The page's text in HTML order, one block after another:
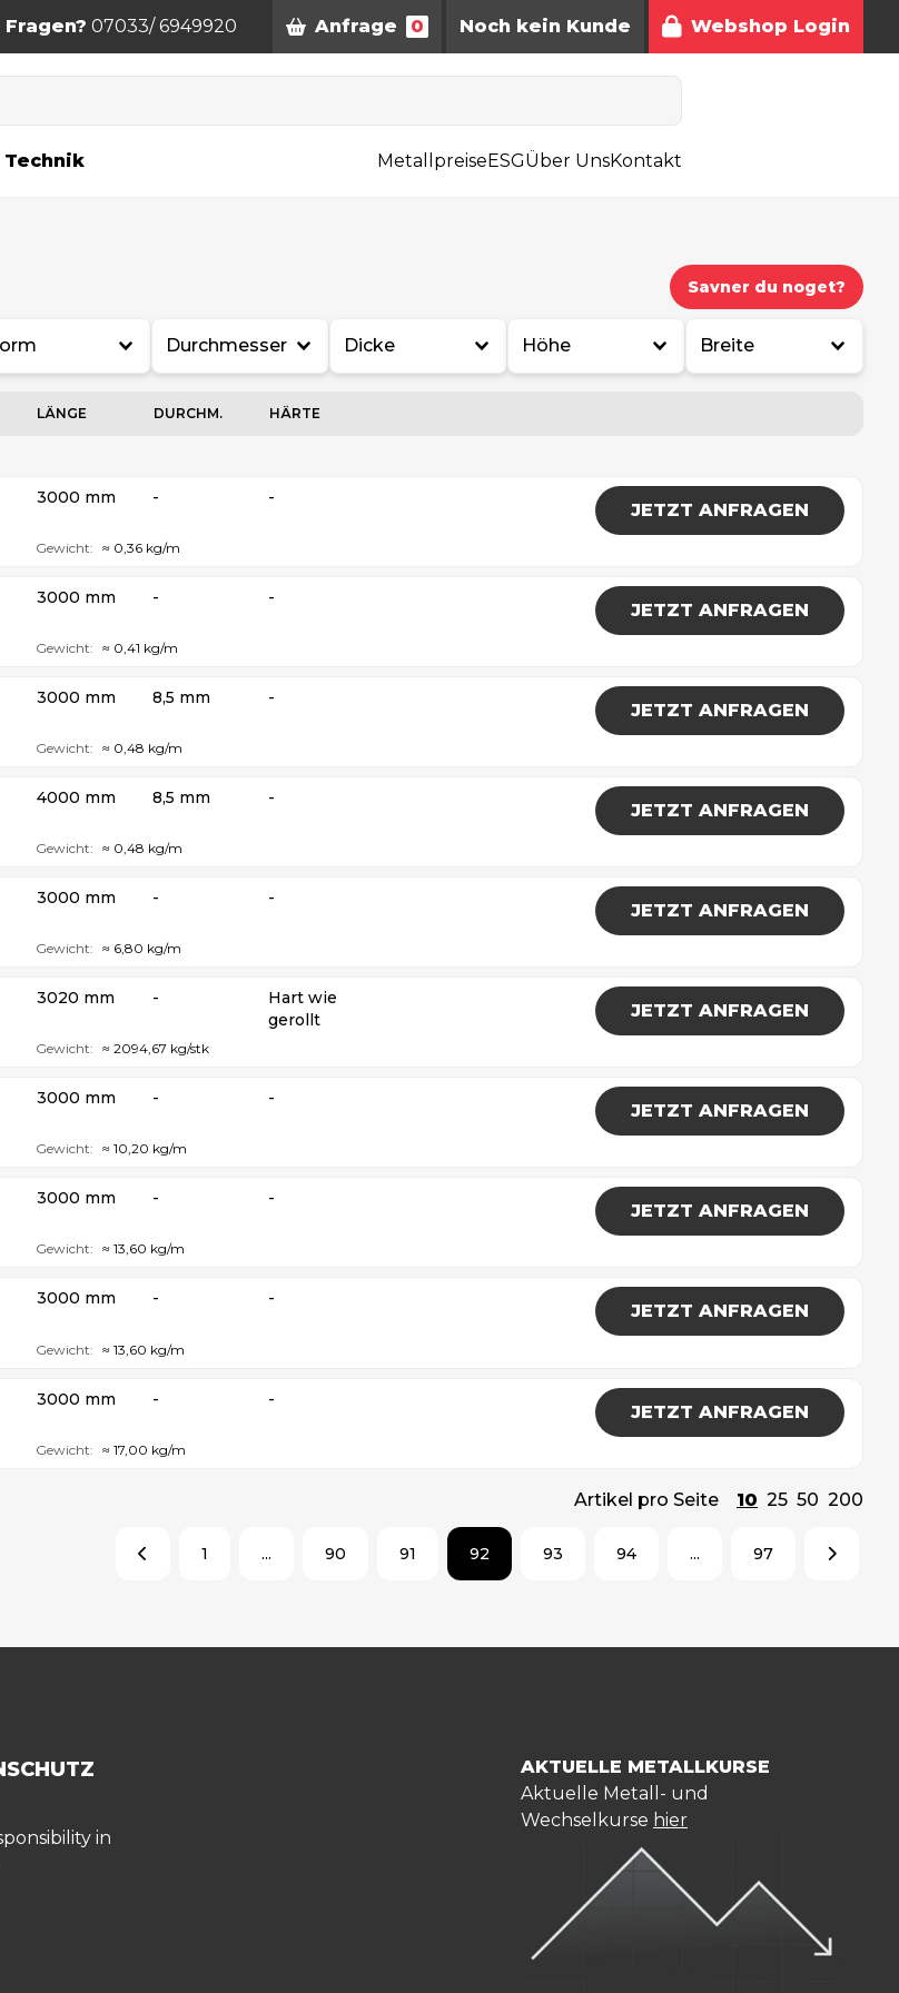
Fragen? 07033/ 6949920 Anfrage 0 Noch kein Kunde Webshop Login
Metallpreise ESGÜber UnsKontakt
Savner du noget?
Durchmesser Dicke Höhe Breite
LÄNGE DURCHM. HÄRTE
3000 mm - -
JETZT ANFRAGEN
Gewicht: ≈ 0,36 kg/m
3000 mm - -
JETZT ANFRAGEN
Gewicht: ≈ 0,41 kg/m
3000 mm 8,5 mm -
JETZT ANFRAGEN
Gewicht: ≈ 0,48 kg/m
4000 mm 8,5 mm -
JETZT ANFRAGEN
Gewicht: ≈ 0,48 kg/m
3000 mm - -
JETZT ANFRAGEN
Gewicht: ≈ 6,80 kg/m
3020 mm -
Hart wie
gerollt
JETZT ANFRAGEN
Gewicht: ≈ 2094,67 kg/stk
3000 mm - -
JETZT ANFRAGEN
Gewicht: ≈ 10,20 kg/m
3000 mm - -
JETZT ANFRAGEN
Gewicht: ≈ 13,60 kg/m
3000 mm - -
JETZT ANFRAGEN
Gewicht: ≈ 13,60 kg/m
3000 mm - -
JETZT ANFRAGEN
Gewicht: ≈ 17,00 kg/m
Artikel pro Seite 10 25 50 200
1 ... 90 91 92 93 94 ... 97
in
AKTUELLE METALLKURSE
Aktuelle Metall- und
Wechselkurse hier